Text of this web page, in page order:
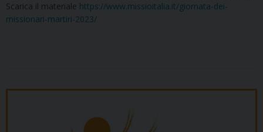
Scarica il materiale https://www.missioitalia.it/giornata-dei-
missionari-martiri-2023/